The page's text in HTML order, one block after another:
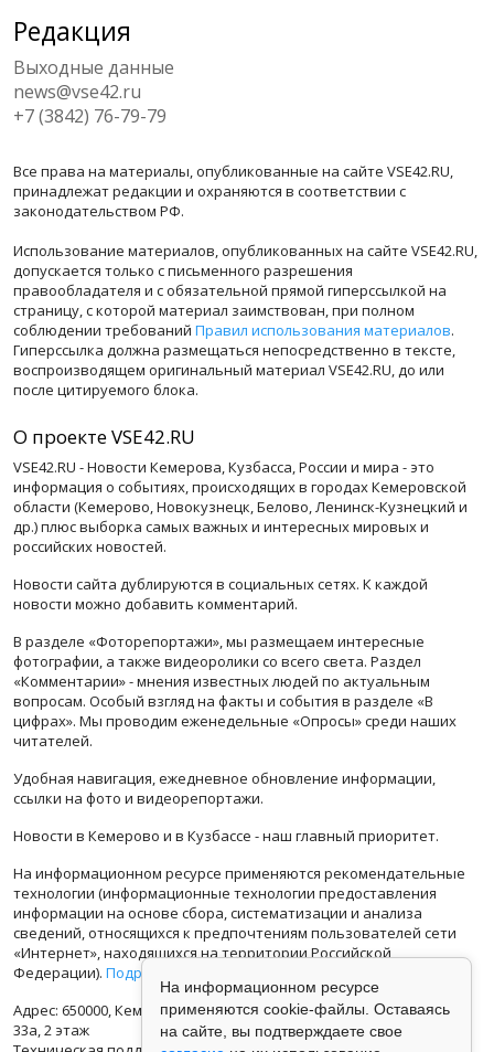
Редакция
Выходные данные
news@vse42.ru
+7 (3842) 76-79-79
Все права на материалы, опубликованные на сайте VSE42.RU,
принадлежат редакции и охраняются в соответствии с
законодательством РФ.
Использование материалов, опубликованных на сайте VSE42.RU,
допускается только с письменного разрешения
правообладателя и с обязательной прямой гиперссылкой на
страницу, с которой материал заимствован, при полном
соблюдении требований Правил использования материалов.
Гиперссылка должна размещаться непосредственно в тексте,
воспроизводящем оригинальный материал VSE42.RU, до или
после цитируемого блока.
О проекте VSE42.RU
VSE42.RU - Новости Кемерова, Кузбасса, России и мира - это
информация о событиях, происходящих в городах Кемеровской
области (Кемерово, Новокузнецк, Белово, Ленинск-Кузнецкий и
др.) плюс выборка самых важных и интересных мировых и
российских новостей.
Новости сайта дублируются в социальных сетях. К каждой
новости можно добавить комментарий.
В разделе «Фоторепортажи», мы размещаем интересные
фотографии, а также видеоролики со всего света. Раздел
«Комментарии» - мнения известных людей по актуальным
вопросам. Особый взгляд на факты и события в разделе «В
цифрах». Мы проводим еженедельные «Опросы» среди наших
читателей.
Удобная навигация, ежедневное обновление информации,
ссылки на фото и видеорепортажи.
Новости в Кемерово и в Кузбассе - наш главный приоритет.
На информационном ресурсе применяются рекомендательные
технологии (информационные технологии предоставления
информации на основе сбора, систематизации и анализа
сведений, относящихся к предпочтениям пользователей сети
«Интернет», находящихся на территории Российской
Федерации). Подробная информация
Адрес: 650000, Кемеровская Область, г.Кемерово, ул.Кузбасская
33а, 2 этаж
На информационном ресурсе
применяются cookie-файлы. Оставаясь
на сайте, вы подтверждаете свое